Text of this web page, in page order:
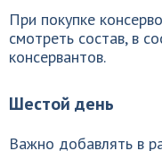
При покупке
смотреть состав, в
консервантов.
Шестой день
Важно добавлять в